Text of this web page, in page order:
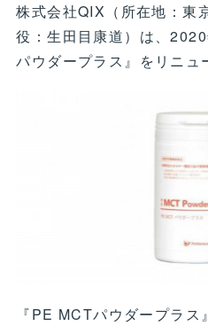
株式会社QIX（所在地：東
役：生田目康道）は、
パウダープラス』をリニュ
『PE MCTパウダープラ